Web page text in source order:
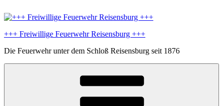
Inhalt
+++ Freiwillige Feuerwehr Reisensburg +++
Die Feuerwehr unter dem Schloß Reisensburg seit 1876